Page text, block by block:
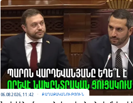
06.08.2026, 11:42 ՔԱՂԱՔԱԿԱՆՈՒԹՅՈՒՆ